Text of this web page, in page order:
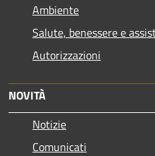
Ambiente
Salute, benessere e
Autorizzazioni
NOVITÀ
Notizie
Comunicati